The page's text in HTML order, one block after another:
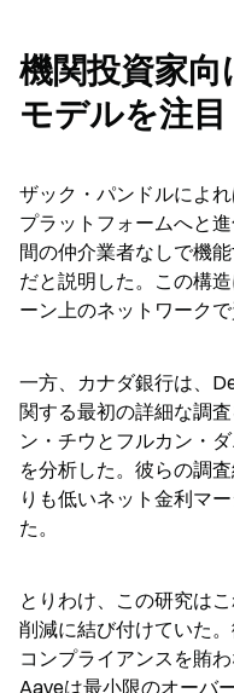
機関投資家
モデルを注目
ザック・パンドルによ
プラットフォームへと
間の仲介業者なしで機
だと説明した。この構
ーン上のネットワーク
一方、カナダ銀行は、
関する最初の詳細な調
ン・チウとフルカン・
を分析した。彼らの調
りも低いネット金利マ
た。
とりわけ、この研究は
削減に結び付けていた
コンプライアンスを賄
Aaveは最小限のオーバ